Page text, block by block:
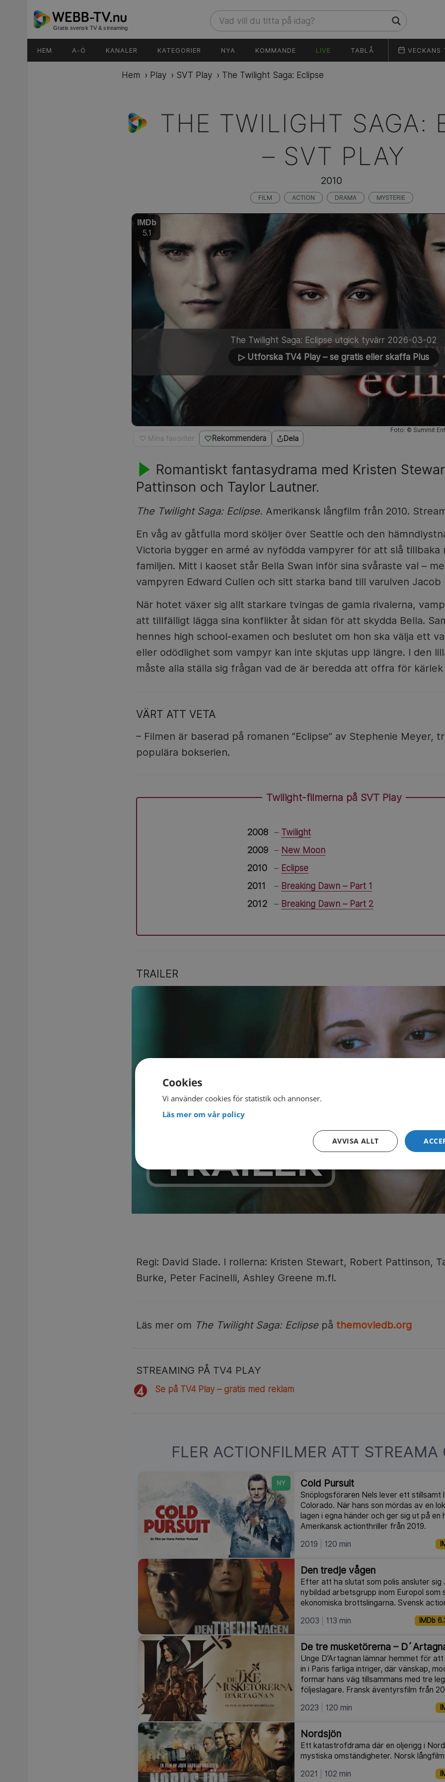
Gratis svensk TV & streaming
HEM A-Ö KANALER KATEGORIER NYA KOMMANDE LIVE TABLÅ VECKANS
Hem › Play › SVT Play › The Twilight Saga: Eclipse
THE TWILIGHT SAGA:
– SVT PLAY
♡ Mina favoriter Rekommendera Dela
Romantiskt fantasydrama med Kristen
Pattinson och Taylor Lautner.
The Twilight Saga: Eclipse. Amerikansk långfilm från 2010.
En våg av gåtfulla mord sköljer över Seattle och den
Victoria bygger en armé av nyfödda vampyrer för att slå tillbaka
familjen. Mitt i kaoset står Bella Swan inför sina svåraste val –
vampyren Edward Cullen och sitt starka band till varulven Jacob
När hotet växer sig allt starkare tvingas de gamla rivalerna,
att tillfälligt lägga sina konflikter åt sidan för att skydda Bella.
hennes high school-examen och beslutet om hon ska välja ett
eller odödlighet som vampyr kan inte skjutas upp längre. I den
måste alla ställa sig frågan vad de är beredda att offra för
VÄRT ATT VETA
– Filmen är baserad på romanen ”Eclipse” av Stephenie Meyer,
populära bokserien.
Twilight-filmerna på SVT Play
2008 – Twilight
2009 – New Moon
2010 – Eclipse
2011 – Breaking Dawn – Part 1
2012 – Breaking Dawn – Part 2
TRAILER
Regi: David Slade. I rollerna: Kristen Stewart, Robert Pattinson,
Burke, Peter Facinelli, Ashley Greene m.fl.
Läs mer om The Twilight Saga: Eclipsepå themoviedb.org
Foto: © Summit
The Twilight Saga: Eclipse utgick tyvärr 2026-03-02
▷ Utforska TV4 Play – se gratis eller skaffa Plus
STREAMING PÅ TV4 PLAY
Se på TV4 Play – gratis med reklam
2010
FILM ACTION DRAMA MYSTERIE
IMDb
5.1
FLER ACTIONFILMER ATT STREAMA
NY Cold Pursuit
Snöplogsföraren Nels lever ett stillsamt
Colorado. När hans son mördas av en
lagen i egna händer och ger sig ut på en
Amerikansk actionthriller från 2019.
2019
120 min
Den tredje vågen
Efter att ha slutat som polis ansluter sig
nybildad arbetsgrupp inom Europol som
ekonomiska brottslingarna. Svensk
2003
113 min IMDb
De tre musketörerna –
Unge D’Artagnan lämnar hemmet för
in i Paris farliga intriger, där vänskap,
formar hans väg tillsammans med tre
följeslagare. Fransk äventyrsfilm från
2023
120 min
Nordsjön
Ett katastrofdrama där en oljerigg i
mystiska omständigheter. Norsk
2021
102 min
Cookies
Vi använder cookies för statistik och annonser.
Läs mer om vår policy
AVVISA ALLT